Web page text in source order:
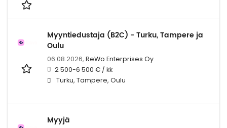
Myyntiedustaja (B2C) - Turku, Tampere ja
Oulu
06.08.2026, ReWo Enterprises Oy
2 500-6 500 € / kk
Turku, Tampere, Oulu
Myyjä